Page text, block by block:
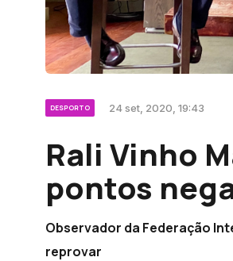
DESPORTO 24 set, 2020, 19:43
Rali Vinho
pontos
Observador da Federação
reprovar